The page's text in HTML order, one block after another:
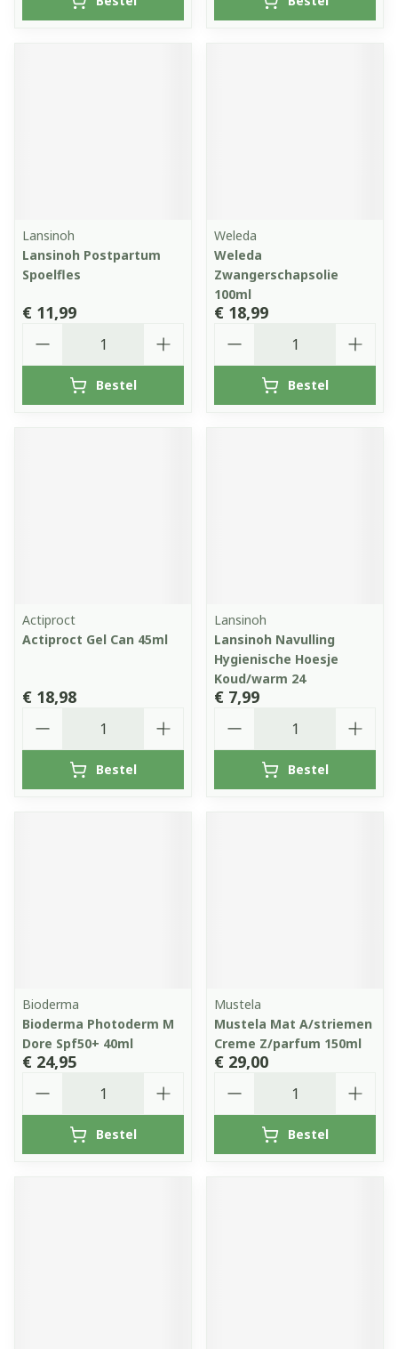
Lansinoh
Lansinoh Postpartum
Spoelfles
€ 11,99
Bestel
Weleda
Weleda
Zwangerschapsolie
100ml
€ 18,99
Bestel
Actiproct
Actiproct Gel Can 45ml
€ 18,98
Bestel
Lansinoh
Lansinoh Navulling
Hygienische Hoesje
Koud/warm 24
€ 7,99
Bestel
Bioderma
Bioderma Photoderm M
Dore Spf50+ 40ml
€ 24,95
Bestel
Mustela
Mustela Mat A/striemen
Creme Z/parfum 150ml
€ 29,00
Bestel